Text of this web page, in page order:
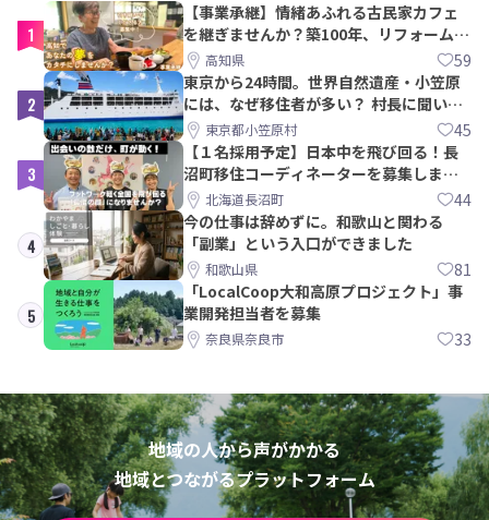
1
【事業承継】情緒あふれる古民家カフェ
を継ぎませんか？築100年、リフォームか
ら約10年！
高知県 59
2
東京から24時間。世界自然遺産・小笠原
には、なぜ移住者が多い？ 村長に聞いて
みた東京都小笠原村 45
3
【１名採用予定】日本中を飛び回る！長
沼町移住コーディネーターを募集しま
す！北海道長沼町 44
4
今の仕事は辞めずに。和歌山と関わる
「副業」という入口ができました
和歌山県 81
5
「LocalCoop大和高原プロジェクト」事
業開発担当者を募集
奈良県奈良市 33
地域の人から声がかかる
地域とつながるプラットフォーム